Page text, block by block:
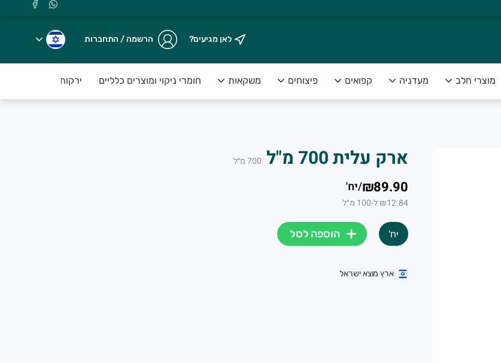
וירקות טריים ומובחרים לצד שירות אדיב ומקצועי.
לאן מגיעים? הרשמה / התחברות
מוצרי חלב מעדניה קפואים פיצוחים משקאות חומרי ניקוי ומוצרים כלליים ירקות טריים ארוזים
ארק עלית 700 מ"ל 700 מ״ל
₪89.90
/יח'
₪12.84 ל-100 מ״ל
יח' הוספה לסל
ארץ מוצא ישראל